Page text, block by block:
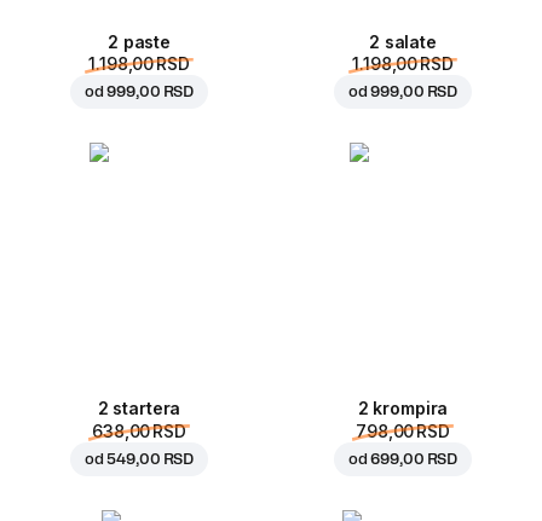
2 paste
1.198,00 RSD
od999,00 RSD
2 salate
1.198,00 RSD
od999,00 RSD
2 startera
638,00 RSD
od549,00 RSD
2 krompira
798,00 RSD
od699,00 RSD